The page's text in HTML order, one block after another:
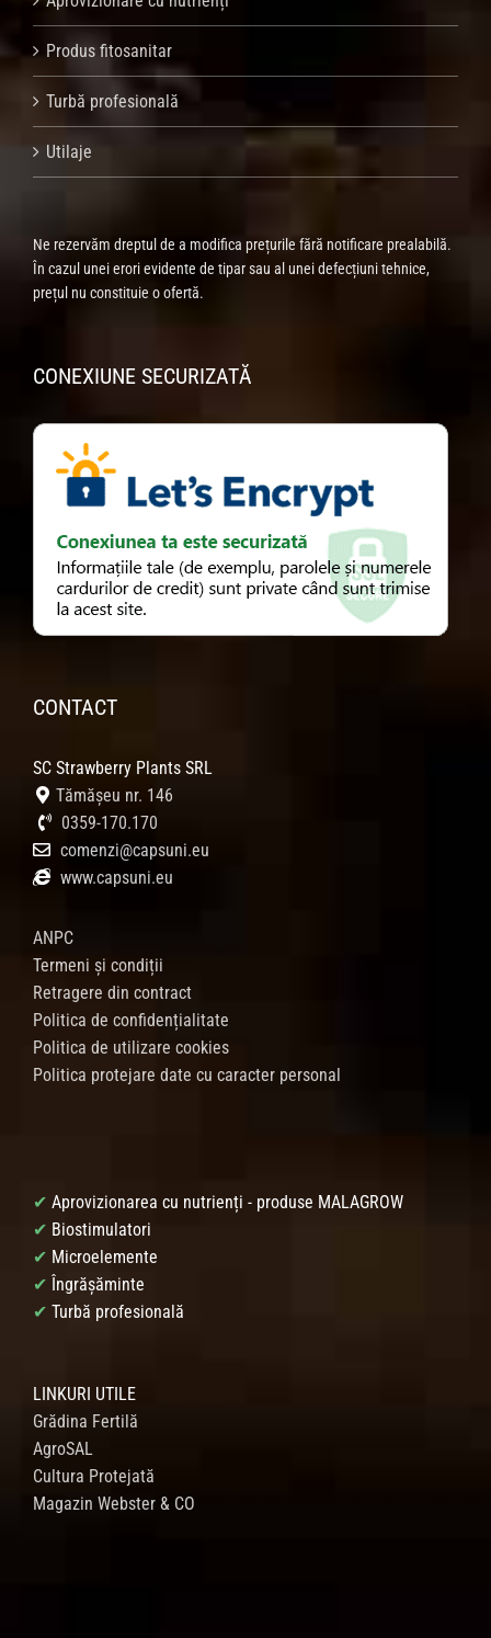
Produs fitosanitar
Turbă profesională
Utilaje
Ne rezervăm dreptul de a modifica prețurile fără notificare prealabilă.
În cazul unei erori evidente de tipar sau al unei defecțiuni tehnice,
prețul nu constituie o ofertă.
CONEXIUNE SECURIZATĂ
CONTACT
SC Strawberry Plants SRL
Tămășeu nr. 146
0359-170.170
comenzi@capsuni.eu
www.capsuni.eu
ANPC
Termeni și condiții
Retragere din contract
Politica de confidențialitate
Politica de utilizare cookies
Politica protejare date cu caracter personal
✔ Aprovizionarea cu nutrienți - produse MALAGROW
✔ Biostimulatori
✔ Microelemente
✔ Îngrășăminte
✔ Turbă profesională
LINKURI UTILE
Grădina Fertilă
AgroSAL
Cultura Protejată
Magazin Webster & CO